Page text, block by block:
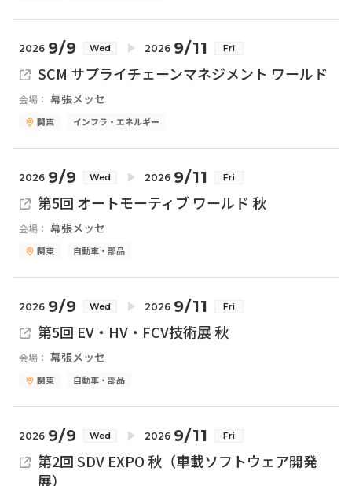
2026 9/9 Wed 2026 9/11 Fri
SCM サプライチェーンマネジメント ワールド
会場： 幕張メッセ
関東 インフラ・エネルギー
2026 9/9 Wed 2026 9/11 Fri
第5回 オートモーティブ ワールド 秋
会場： 幕張メッセ
関東 自動車・部品
2026 9/9 Wed 2026 9/11 Fri
第5回 EV・HV・FCV技術展 秋
会場： 幕張メッセ
関東 自動車・部品
2026 9/9 Wed 2026 9/11 Fri
第2回 SDV EXPO 秋（車載ソフトウェア開発
展）